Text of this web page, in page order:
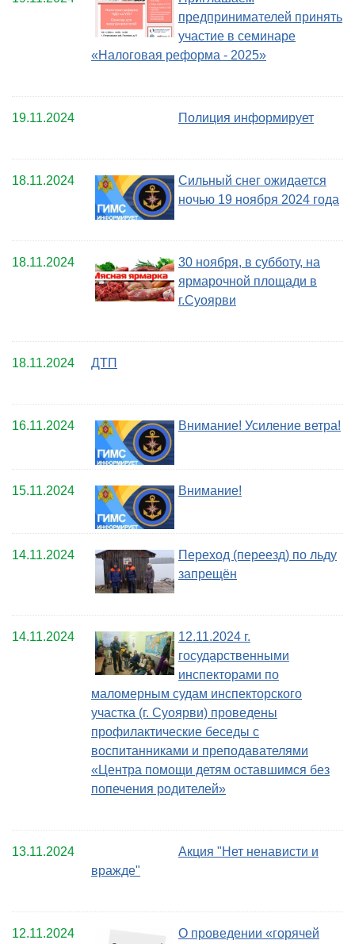
предпринимателей принять
участие в семинаре
«Налоговая реформа - 2025»
19.11.2024 Полиция информирует
18.11.2024
Сильный снег ожидается
ночью 19 ноября 2024 года
18.11.2024
30 ноября, в субботу, на
ярмарочной площади в
г.Суоярви
18.11.2024 ДТП
16.11.2024 Внимание! Усиление ветра!
15.11.2024 Внимание!
14.11.2024
Переход (переезд) по льду
запрещён
14.11.2024
12.11.2024 г.
государственными
инспекторами по
маломерным судам инспекторского
участка (г. Суоярви) проведены
профилактические беседы с
воспитанниками и преподавателями
«Центра помощи детям оставшимся без
попечения родителей»
13.11.2024
Акция "Нет ненависти и
вражде"
12.11.2024
О проведении «горячей